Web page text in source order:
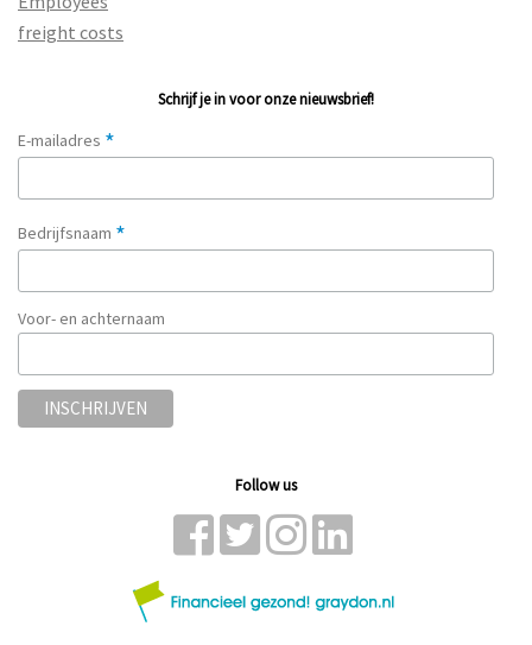
freight costs
Schrijf je in voor onze nieuwsbrief!
E-mailadres *
Bedrijfsnaam *
Voor- en achternaam
Follow us